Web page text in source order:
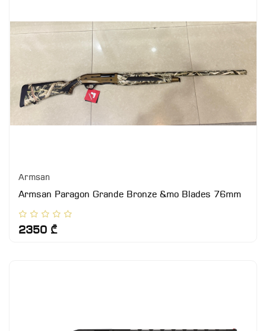
Armsan
Armsan Paragon Grande Bronze &mo Blades 76mm
2350 ₾